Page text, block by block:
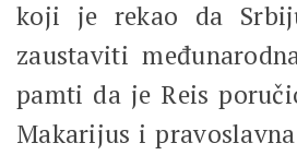
koji je rekao da
zaustaviti
pamti da je Reis
Makarijus i